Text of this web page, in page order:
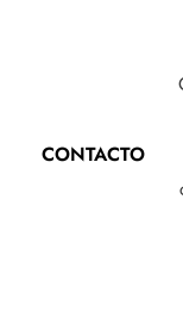
CONTACTO